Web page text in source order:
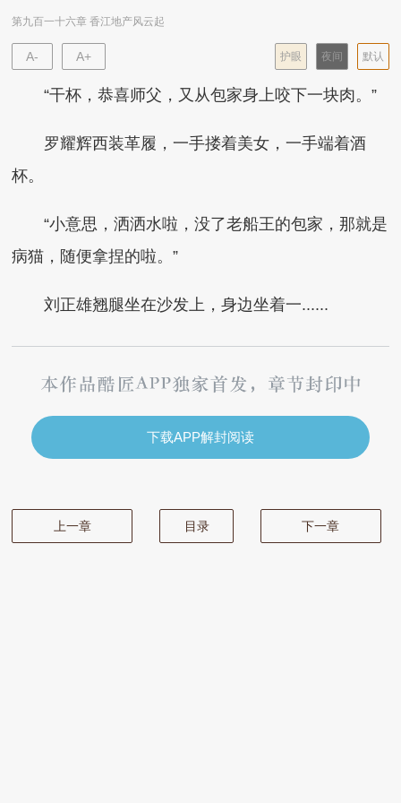
第九百一十六章 香江地产风云起
A- A+ 默认
夜间
护眼
“干杯，恭喜师父，又从包家身上咬下一块肉。”
罗耀辉西装革履，一手搂着美女，一手端着酒
杯。
“小意思，洒洒水啦，没了老船王的包家，那就是
病猫，随便拿捏的啦。”
刘正雄翘腿坐在沙发上，身边坐着一......
下载APP解封阅读
上一章 目录 下一章